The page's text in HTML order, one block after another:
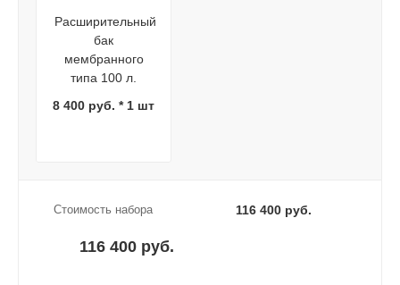
Расширительный
бак
мембранного
типа 100 л.
8 400 руб. * 1 шт
Стоимость набора 116 400 руб.
116 400 руб.